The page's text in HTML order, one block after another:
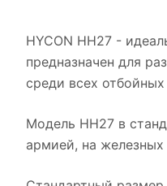
HYCON HH27 -
предназначен для
среди всех
Модель HH27 в
армией, на железных